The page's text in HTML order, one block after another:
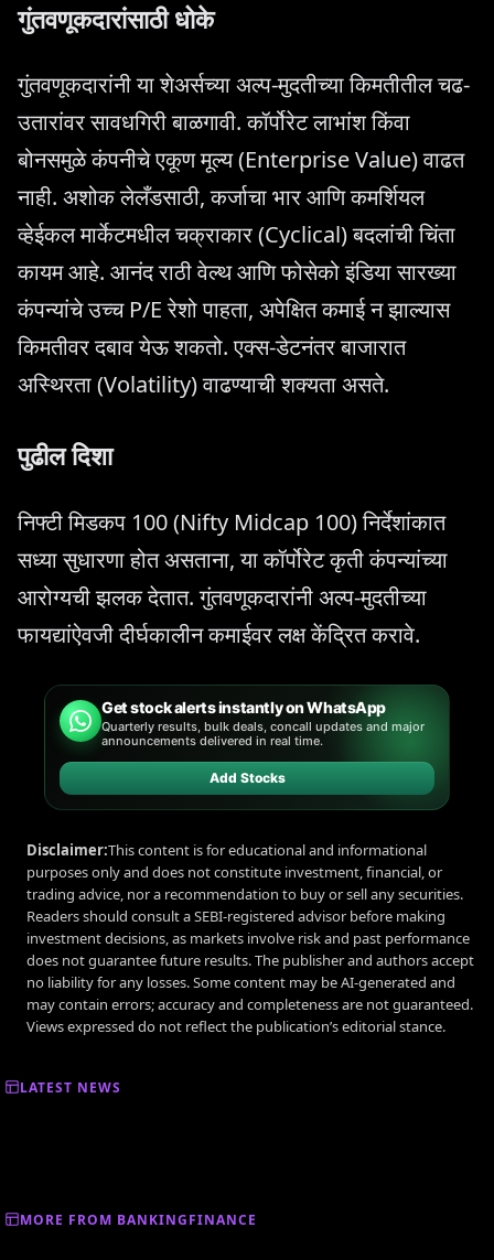
गुंतवणूकदारांसाठी धोके
गुंतवणूकदारांनी या शेअर्सच्या अल्प-मुदतीच्या किमतीतील चढ-
उतारांवर सावधगिरी बाळगावी. कॉर्पोरेट लाभांश किंवा
बोनसमुळे कंपनीचे एकूण मूल्य (Enterprise Value) वाढत
नाही. अशोक लेलँडसाठी, कर्जाचा भार आणि कमर्शियल
व्हेईकल मार्केटमधील चक्राकार (Cyclical) बदलांची चिंता
कायम आहे. आनंद राठी वेल्थ आणि फोसेको इंडिया सारख्या
कंपन्यांचे उच्च P/E रेशो पाहता, अपेक्षित कमाई न झाल्यास
किमतीवर दबाव येऊ शकतो. एक्स-डेटनंतर बाजारात
अस्थिरता (Volatility) वाढण्याची शक्यता असते.
पुढील दिशा
निफ्टी मिडकप 100 (Nifty Midcap 100) निर्देशांकात
सध्या सुधारणा होत असताना, या कॉर्पोरेट कृती कंपन्यांच्या
आरोग्यची झलक देतात. गुंतवणूकदारांनी अल्प-मुदतीच्या
फायद्यांऐवजी दीर्घकालीन कमाईवर लक्ष केंद्रित करावे.
Get stock alerts instantly on WhatsApp
Quarterly results, bulk deals, concall updates and major
announcements delivered in real time.
Add Stocks
Disclaimer:This content is for educational and informational
purposes only and does not constitute investment, financial, or
trading advice, nor a recommendation to buy or sell any securities.
Readers should consult a SEBI-registered advisor before making
investment decisions, as markets involve risk and past performance
does not guarantee future results. The publisher and authors accept
no liability for any losses. Some content may be AI-generated and
may contain errors; accuracy and completeness are not guaranteed.
Views expressed do not reflect the publication’s editorial stance.
LATEST NEWS
MORE FROM BANKINGFINANCE